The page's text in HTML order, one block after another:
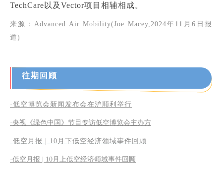
TechCare以及Vector项目相辅相成。
来源：Advanced Air Mobility(Joe Macey,2024年11月6日报
道)
往期回顾
·低空博览会新闻发布会在沪顺利举行
·央视《绿色中国》节目专访低空博览会主办方
·低空月报 | 10月下低空经济领域事件回顾
·低空月报 | 10月上低空经济领域事件回顾